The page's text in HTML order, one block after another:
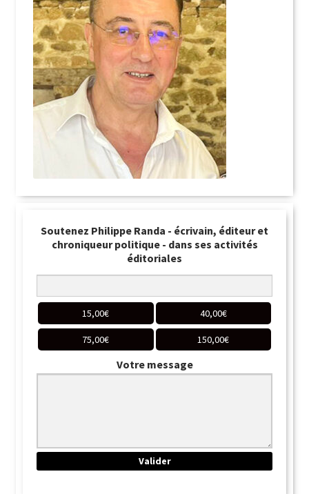
Soutenez Philippe Randa - écrivain, éditeur et
chroniqueur politique - dans ses activités
éditoriales
15,00€ 40,00€
75,00€ 150,00€
Votre message